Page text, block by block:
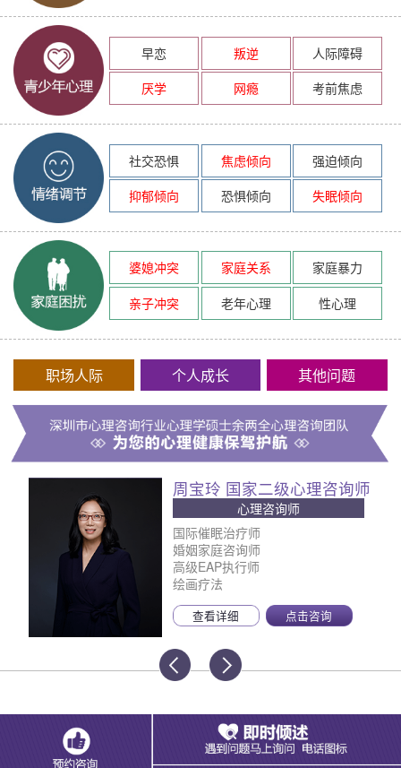
早恋 叛逆
人际障碍
厌学
网瘾 考前焦虑
社交恐惧 焦虑倾向
强迫倾向
抑郁倾向
恐惧倾向 失眠倾向
婆媳冲突 家庭关系
家庭暴力
亲子冲突
老年心理 性心理
职场人际 个人成长 其他问题
周宝玲 国家二级心理咨询师
心理咨询师
国际催眠治疗师
婚姻家庭咨询师
高级EAP执行师
绘画疗法
查看详细 点击咨询